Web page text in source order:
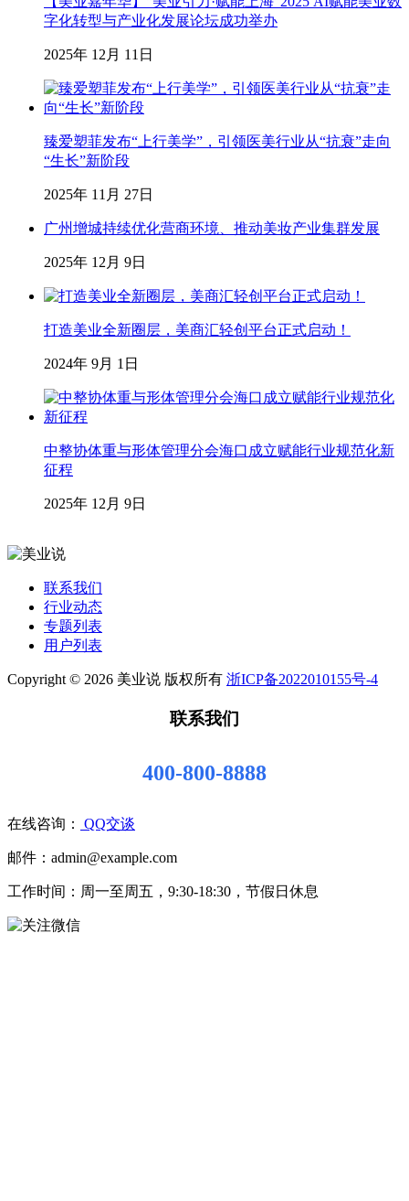
字化转型与产业化发展论坛成功举办
2025年 12月 11日
臻爱塑菲发布“上行美学”，引领医美行业从“抗衰”走向
“生长”新阶段
2025年 11月 27日
广州增城持续优化营商环境、推动美妆产业集群发展
2025年 12月 9日
打造美业全新圈层，美商汇轻创平台正式启动！
2024年 9月 1日
中整协体重与形体管理分会海口成立赋能行业规范化新
征程
2025年 12月 9日
联系我们
行业动态
专题列表
用户列表
Copyright © 2026 美业说 版权所有 浙ICP备2022010155号-4
联系我们
400-800-8888
在线咨询： QQ交谈
邮件：admin@example.com
工作时间：周一至周五，9:30-18:30，节假日休息